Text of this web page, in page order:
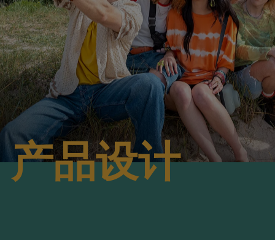
产品设计